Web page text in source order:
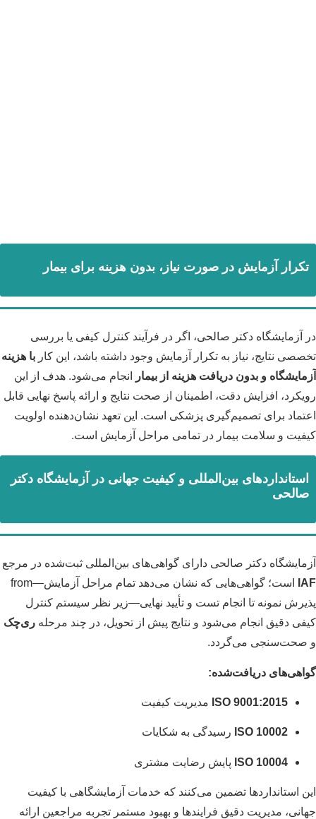
تکرار آزمایش در صورت نیاز، بدون هزینه برای بیمار
در آزمایشگاه دکتر صالحی، اگر در فرآیند کنترل کیفی یا بررسی
تخصصی نتایج، نیاز به تکرار آزمایش وجود داشته باشد، این کار با هزینه
آزمایشگاه و بدون دریافت هزینه از بیمار
انجام می‌شود. هدف از این
رویکرد، افزایش دقت، اطمینان از صحت نتایج و ارائه پاسخ نهایی قابل
اعتماد برای تصمیم‌گیری پزشکی است. این تعهد نشان‌دهنده اولویت
کیفیت و سلامت بیمار در تمامی مراحل آزمایش است.
استانداردهای بین‌المللی و کیفیت جهانی در آزمایشگاه دکتر
صالحی
آزمایشگاه دکتر صالحی دارای گواهی‌های بین‌المللی ثبت‌شده در مرجع
IAF
است؛ گواهی‌هایی که نشان می‌دهد تمام مراحل آزمایش—from
پذیرش نمونه تا انجام تست و تأیید نهایی—زیر نظر سیستم کنترل
کیفی دقیق انجام می‌شود و نتایج پیش از تحویل، در چند مرحله ری‌چک
و صحت‌سنجی می‌گردد.
گواهی‌های دریافت‌شده:
ISO 9001:2015 مدیریت کیفیت
ISO 10002 رسیدگی به شکایات
ISO 10004 پایش رضایت مشتری
این استانداردها تضمین می‌کنند که خدمات آزمایشگاهی با کیفیت
جهانی، مدیریت دقیق فرایندها و بهبود مستمر تجربه مراجعین ارائه